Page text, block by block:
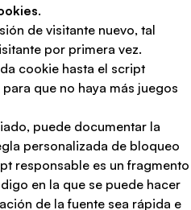
.
de visitante nuevo, tal
por primera vez.
cookie hasta el script
que no haya más juegos
puede documentar la
personalizada de bloqueo
responsable es un fragmento
en la que se puede hacer
de la fuente sea rápida e